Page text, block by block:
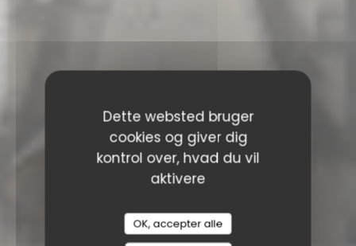
Dette websted bruger
cookies og giver dig
kontrol over, hvad du vil
aktivere
OK, accepter alle